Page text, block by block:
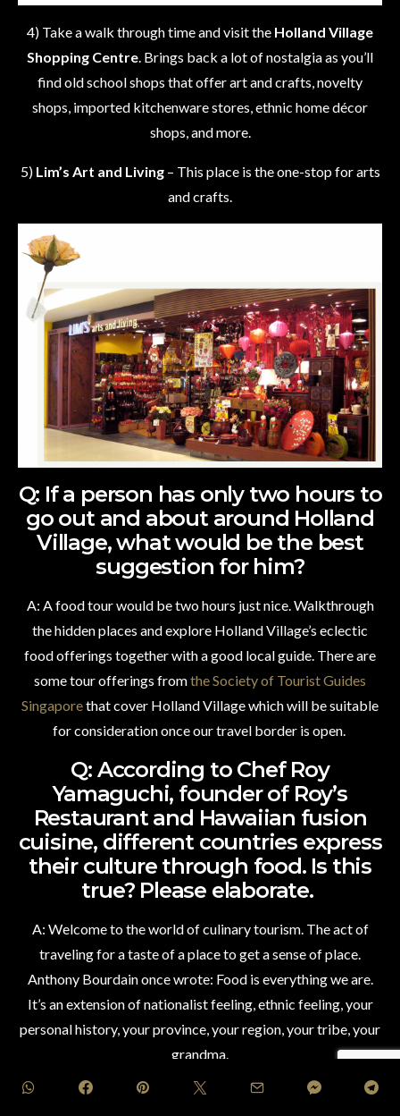
4) Take a walk through time and visit the Holland Village
Shopping Centre. Brings back a lot of nostalgia as you’ll
find old school shops that offer art and crafts, novelty
shops, imported kitchenware stores, ethnic home décor
shops, and more.
5) Lim’s Art and Living – This place is the one-stop for arts
and crafts.
Q: If a person has only two hours to
go out and about around Holland
Village, what would be the best
suggestion for him?
A: A food tour would be two hours just nice. Walkthrough
the hidden places and explore Holland Village’s eclectic
food offerings together with a good local guide. There are
some tour offerings fromthe Society of Tourist Guides
Singaporethat cover Holland Village which will be suitable
for consideration once our travel border is open.
Q: According to Chef Roy
Yamaguchi, founder of Roy’s
Restaurant and Hawaiian fusion
cuisine, different countries express
their culture through food. Is this
true? Please elaborate.
A: Welcome to the world of culinary tourism. The act of
traveling for a taste of a place to get a sense of place.
Anthony Bourdain once wrote: Food is everything we are.
It’s an extension of nationalist feeling, ethnic feeling, your
personal history, your province, your region, your tribe, your
grandma.
Sometimes we can virtually see the entire travels and history